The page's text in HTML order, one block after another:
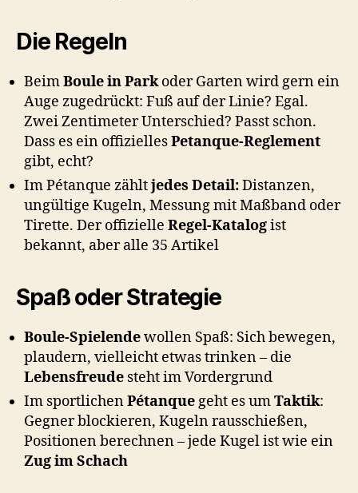
Die Regeln
BeimBoule in Parkoder Garten wird gern ein
Auge zugedrückt: Fuß auf der Linie? Egal.
Zwei Zentimeter Unterschied? Passt schon.
Dass es ein offiziellesPetanque-Reglement
gibt, echt?
Im Pétanque zähltjedes Detail:Distanzen,
ungültige Kugeln, Messung mit Maßband oder
Tirette. Der offizielle Regel-Katalogist
bekannt, aber alle 35 Artikel
Spaß oder Strategie
Boule-Spielendewollen Spaß: Sich bewegen,
plaudern, vielleicht etwas trinken – die
Lebensfreude steht im Vordergrund
Im sportlichenPétanquegeht es umTaktik:
Gegner blockieren, Kugeln rausschießen,
Positionen berechnen – jede Kugel ist wie ein
Zug im Schach